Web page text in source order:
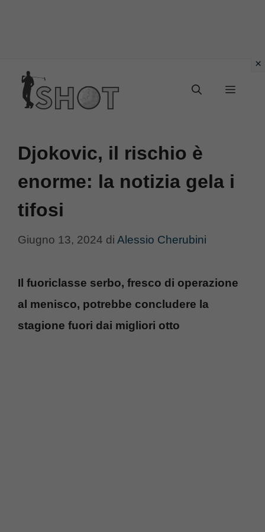
contenuto
Menu
Djokovic, il rischio è
enorme: la notizia gela i
tifosi
Giugno 13, 2024 di Alessio Cherubini
Il fuoriclasse serbo, fresco di operazione
al menisco, potrebbe concludere la
stagione fuori dai migliori otto